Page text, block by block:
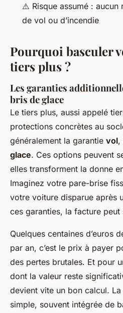
⚠️ Risque assumé : aucun
de vol ou d’incendie
Pourquoi basculer
tiers plus ?
Les garanties
bris de glace
Le tiers plus, aussi appelé
protections concrètes au
généralement la garantie vol,
glace. Ces options peuvent
elles transforment la donne
Imaginez votre pare-brise
votre voiture disparue après
ces garanties, la facture peut
Quelques centaines d’euros
par an, c’est le prix à payer
des pertes brutales. Et pour
dont la valeur reste
devient vite un bon calcul.
simple, souvent intégrée de